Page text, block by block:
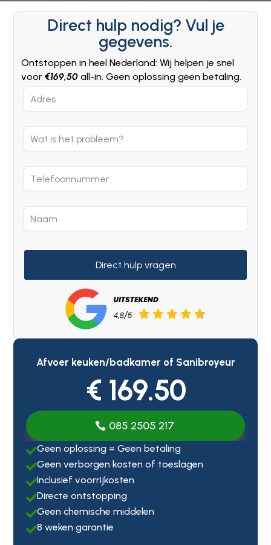
Direct hulp nodig? Vul je
gegevens.
Ontstoppen in heel Nederland: Wij helpen je snel
voor€169,50 all-in. Geen oplossing geen betaling.
Leave
this
blank
Direct hulp vragen
Afvoer keuken/badkamer of Sanibroyeur
€ 169.50
085 2505 217
Geen oplossing = Geen betaling
Geen verborgen kosten of toeslagen
Inclusief voorrijkosten
Directe ontstopping
Geen chemische middelen
8 weken garantie